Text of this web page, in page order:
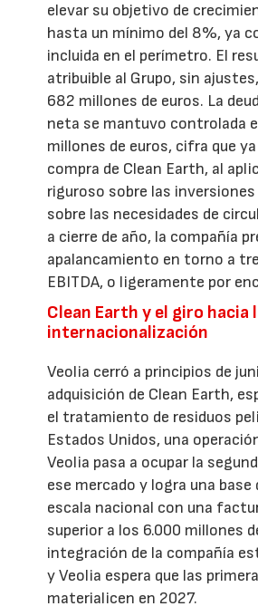
elevar su objetivo de
hasta un mínimo del 8%, ya
incluida en el perímetro. El
atribuible al Grupo, sin
682 millones de euros. La
neta se mantuvo controlada
millones de euros, cifra que
compra de Clean Earth, al
riguroso sobre las
sobre las necesidades de
a cierre de año, la compañía
apalancamiento en torno a
EBITDA, o ligeramente por
Clean Earth y el giro hacia
internacionalización
Veolia cerró a principios de
adquisición de Clean Earth,
el tratamiento de residuos
Estados Unidos, una
Veolia pasa a ocupar la
ese mercado y logra una base
escala nacional con una
superior a los 6.000 millones
integración de la compañía
y Veolia espera que las
materialicen en 2027.